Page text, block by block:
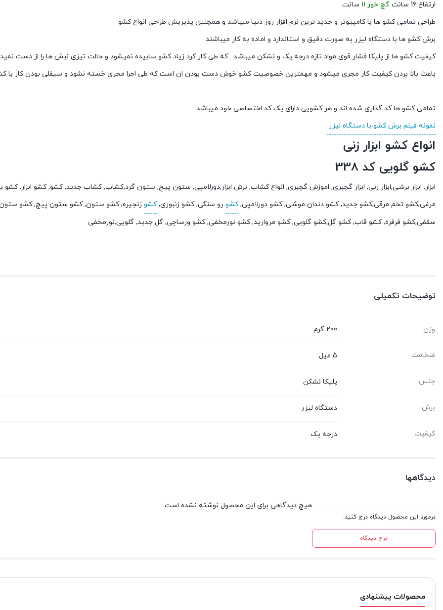
ارتفاع 16 سانت
گچ خور 11
سانت
طراحی تمامی کشو ها با کامپیوتر و جدید ترین نرم افزار روز دنیا میباشد و همچنین پذیریش طراحی انواع کشو
برش کشو ها با دستگاه لیزر به صورت دقیق و استاندارد و اماده به کار میباشند
کیفیت کشو ها از پلیکا فشار قوی مواد تازه درجه یک و نشکن میباشد . که طی کار کرد زیاد کشو سابیده نمیشود و حالت تیزی نبش ها را از دست
باعث بالا بردن کیفیت کار مجری میشود و مهمترین خصوصیت کشو خوش دست بودن ان است که طی اجرا مجری خسته نشود و سیقلی بودن کار با
تمامی کشو ها کد گذاری شده اند و هر کشویی دارای یک کد اختصاصی خود میباشد
نمونه فیلم برش کشو با دستگاه لیزر
انواع کشو ابزار زنی
کشو گلویی کد 338
ابزار, ابزار برشی,ابزار زنی, ابزار گچبری, اموزش گچبری, انواع کشاب, برش ابزار,دورلامپی, ستون پیچ, ستون گرد,کشاب, کشاب جدید, کشو, کشو ابزار,
مرغی,کشو تخم مرقی,کشو جدید, کشو دندان موشی, کشو دورلامپی,کشو رو سنگی, کشو زنبوری,کشو زنجیره, کشو ستون, کشو ستون پیچ, کشو
سقفی,کشو فرفره, کشو قاب, کشو گل,کشو گلویی, کشو مروارید, کشو نورمخفی, کشو ورساچی, گل جدید, گلویی,نورمخفی
توضیحات تکمیلی
وزن 200 گرم
ضخامت 5 میل
جنس پلیکا نشکن
برش دستگاه لیزر
کیفیت درجه یک
دیدگاهها
درمورد این محصول دیدگاه درج کنید.
درج دیدگاه
هیچ دیدگاهی برای این محصول نوشته نشده است.
محصولات پیشنهادی